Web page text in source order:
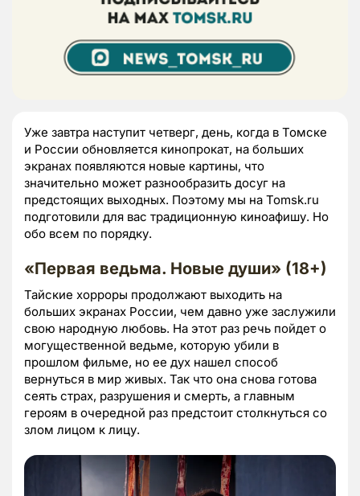
Уже завтра наступит четверг, день, когда в Томске
и России обновляется кинопрокат, на больших
экранах появляются новые картины, что
значительно может разнообразить досуг на
предстоящих выходных. Поэтому мы на Tomsk.ru
подготовили для вас традиционную киноафишу. Но
обо всем по порядку.
«Первая ведьма. Новые души» (18+)
Тайские хорроры продолжают выходить на
больших экранах России, чем давно уже заслужили
свою народную любовь. На этот раз речь пойдет о
могущественной ведьме, которую убили в
прошлом фильме, но ее дух нашел способ
вернуться в мир живых. Так что она снова готова
сеять страх, разрушения и смерть, а главным
героям в очередной раз предстоит столкнуться со
злом лицом к лицу.